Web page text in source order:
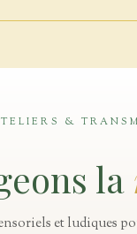
&
la
et ludiques